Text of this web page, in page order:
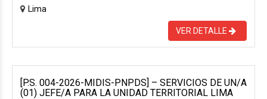
Lima
VER DETALLE
[P.S. 004-2026-MIDIS-PNPDS] – SERVICIOS DE UN/A
(01) JEFE/A PARA LA UNIDAD TERRITORIAL LIMA